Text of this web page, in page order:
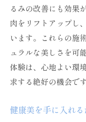
るみの改善にも効果
肉をリフトアップし
います。これらの施
ュラルな美しさを可
体験は、心地よい環
求する絶好の機会です
健康美を手に入れ